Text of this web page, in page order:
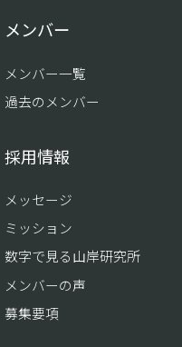
メンバー
メンバー一覧
過去のメンバー
採用情報
メッセージ
ミッション
数字で見る山岸研究所
メンバーの声
募集要項